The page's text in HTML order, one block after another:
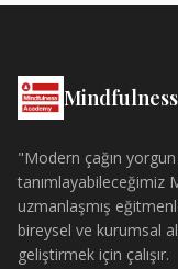
"Modern çağın
tanımlayabileceğimiz
uzmanlaşmış
bireysel ve kurumsal
geliştirmek için çalışır.